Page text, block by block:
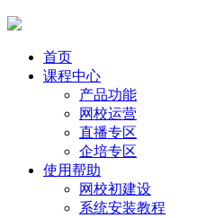
首页
课程中心
产品功能
网校运营
直播专区
企培专区
使用帮助
网校初建设
系统安装教程